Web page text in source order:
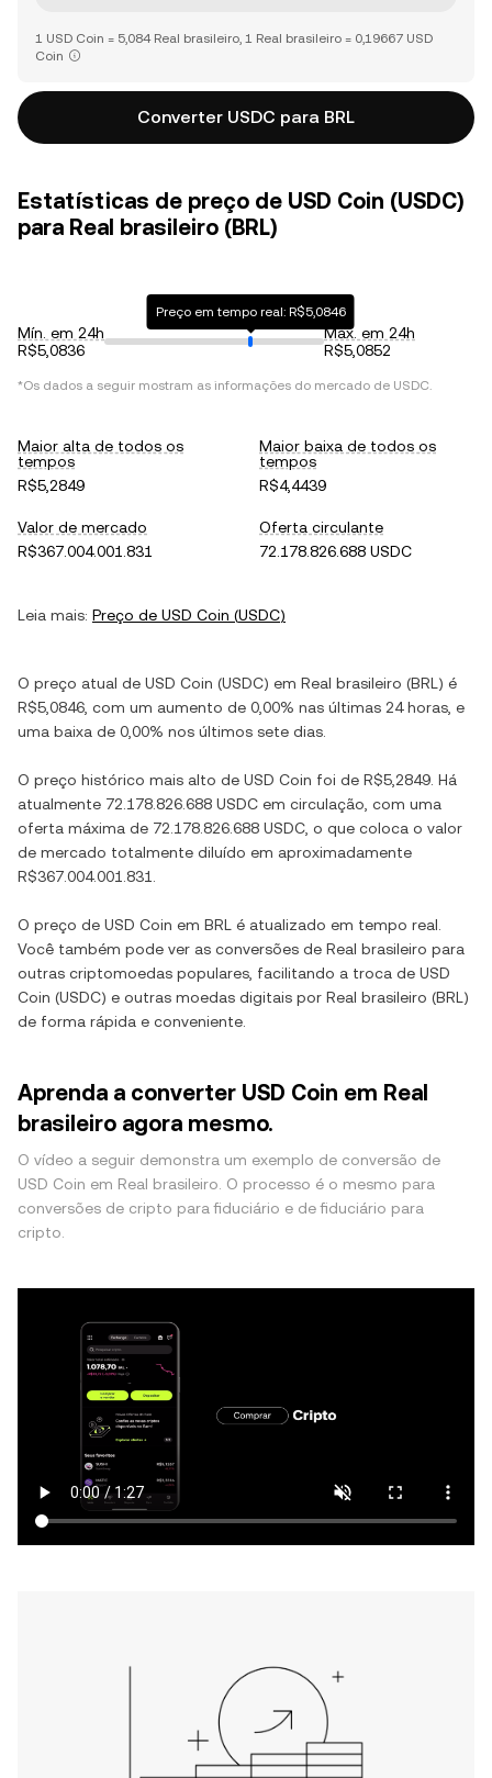
1 USD Coin = 5,084 Real brasileiro, 1 Real brasileiro = 0,19667 USD
Coin
Converter USDC para BRL
Estatísticas de preço de USD Coin (USDC)
para Real brasileiro (BRL)
Mín. em 24h
R$5,0836
Preço em tempo real: R$5,0846
Máx. em 24h
R$5,0852
*Os dados a seguir mostram as informações do mercado de USDC.
Maior alta de todos os
tempos
R$5,2849
Maior baixa de todos os
tempos
R$4,4439
Valor de mercado
R$367.004.001.831
Oferta circulante
72.178.826.688 USDC
Leia mais: Preço de USD Coin (USDC)
O preço atual de USD Coin (USDC) em Real brasileiro (BRL ) é
R$5,0846 , com um aumento de 0,00% nas últimas 24 horas, e
uma baixa de 0,00% nos últimos sete dias.
O preço histórico mais alto de USD Coin foi de R$5,2849 . Há
atualmente 72.178.826.688 USDC em circulação, com uma
oferta máxima de 72.178.826.688 USDC , o que coloca o valor
de mercado totalmente diluído em aproximadamente
R$367.004.001.831
O preço de USD Coin em BRL é atualizado em tempo real.
Você também pode ver as conversões de Real brasileiro para
outras criptomoedas populares, facilitando a troca de USD
Coin (USDC) e outras moedas digitais por Real brasileiro (BRL )
de forma rápida e conveniente.
Aprenda a converter USD Coin em Real
brasileiro agora mesmo.
O vídeo a seguir demonstra um exemplo de conversão de
USD Coin em Real brasileiro. O processo é o mesmo para
conversões de cripto para fiduciário e de fiduciário para
cripto.